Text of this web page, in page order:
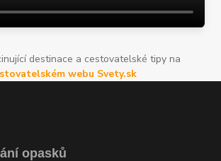
destinace a cestovatelské tipy na
webu Svety.sk
opasků